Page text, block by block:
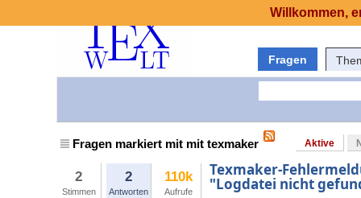
Fragen
Fragen markiert mit mit texmaker Aktive
2
Stimmen
2
Antworten
110k
Aufrufe
Texmaker-
"Logdatei nicht
Willkommen,